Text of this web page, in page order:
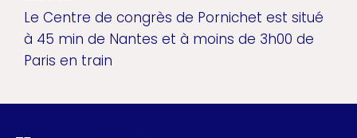
Le Centre de congrès de Pornichet est situé
à 45 min de Nantes et à moins de 3h00 de
Paris en train